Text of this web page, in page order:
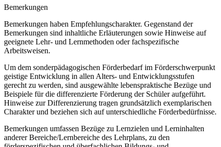
Bemerkungen
Bemerkungen haben Empfehlungscharakter. Gegenstand der
Bemerkungen sind inhaltliche Erläuterungen sowie Hinweise auf
geeignete Lehr- und Lernmethoden oder fachspezifische
Arbeitsweisen.
Um dem sonderpädagogischen Förderbedarf im Förderschwerpunkt
geistige Entwicklung in allen Alters- und Entwicklungsstufen
gerecht zu werden, sind ausgewählte lebenspraktische Bezüge und
Beispiele für die differenzierte Förderung der Schüler aufgeführt.
Hinweise zur Differenzierung tragen grundsätzlich exemplarischen
Charakter und beziehen sich auf unterschiedliche Förderbedürfnisse.
Bemerkungen umfassen Bezüge zu Lernzielen und Lerninhalten
anderer Bereiche/Lernbereiche des Lehrplans, zu den